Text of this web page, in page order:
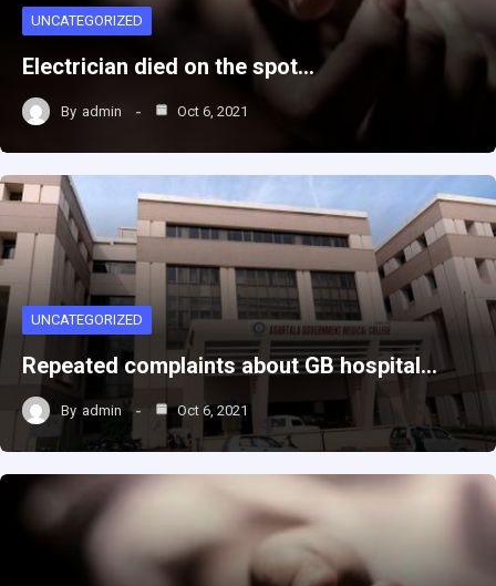
UNCATEGORIZED
Electrician died on the spot…
By admin Oct 6, 2021
UNCATEGORIZED
Repeated complaints about GB hospital…
By admin Oct 6, 2021